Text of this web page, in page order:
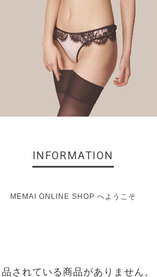
INFORMATION
MEMAI ONLINE SHOP へようこそ
品されている商品がありません。